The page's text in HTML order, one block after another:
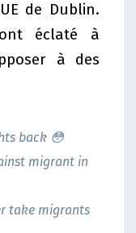
de Dublin.
ont éclaté à
à des
back 😳
migrant in
take migrants